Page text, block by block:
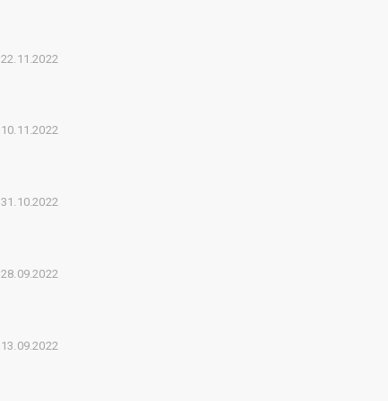
22.11.2022
10.11.2022
31.10.2022
28.09.2022
13.09.2022